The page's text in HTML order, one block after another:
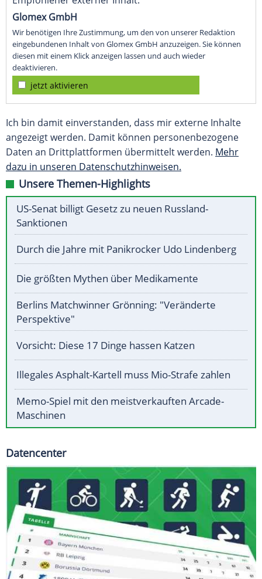
Glomex GmbH
Wir benötigen Ihre Zustimmung, um den von unserer Redaktion
eingebundenen Inhalt von Glomex GmbH anzuzeigen. Sie können
diesen mit einem Klick anzeigen lassen und auch wieder
deaktivieren.
jetzt aktivieren
Ich bin damit einverstanden, dass mir externe Inhalte
angezeigt werden. Damit können personenbezogene
Daten an Drittplattformen übermittelt werden. Mehr
dazu in unseren Datenschutzhinweisen.
Unsere Themen-Highlights
US-Senat billigt Gesetz zu neuen Russland-
Sanktionen
Durch die Jahre mit Panikrocker Udo Lindenberg
Die größten Mythen über Medikamente
Berlins Matchwinner Grönning: "Veränderte
Perspektive"
Vorsicht: Diese 17 Dinge hassen Katzen
Illegales Asphalt-Kartell muss Mio-Strafe zahlen
Memo-Spiel mit den meistverkauften Arcade-
Maschinen
Datencenter